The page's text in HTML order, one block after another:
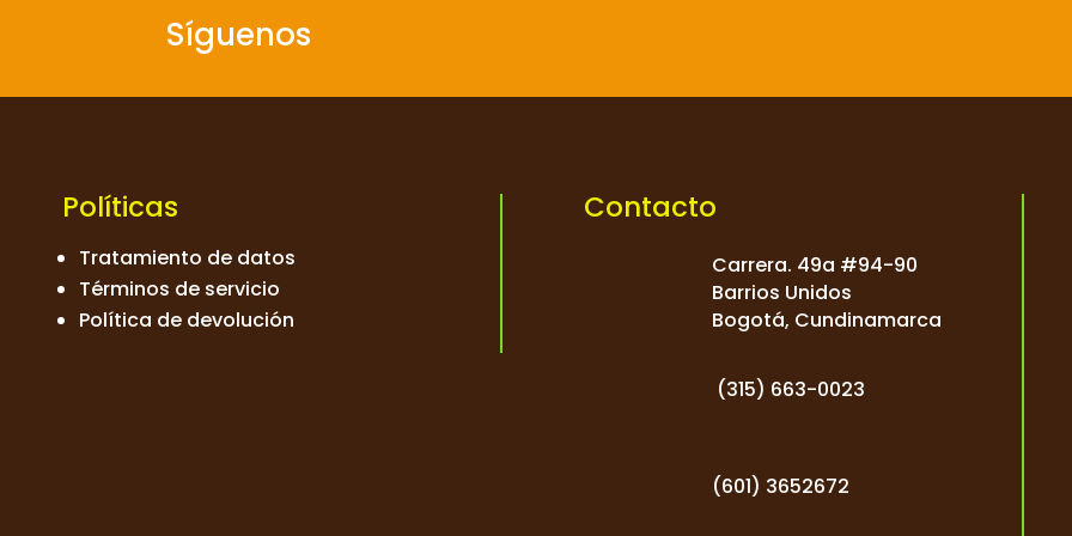
Síguenos
Políticas
Tratamiento de datos
Términos de servicio
Política de devolución
Contacto
Carrera. 49a #94-90
Barrios Unidos
Bogotá, Cundinamarca
(315) 663-0023
(601) 3652672